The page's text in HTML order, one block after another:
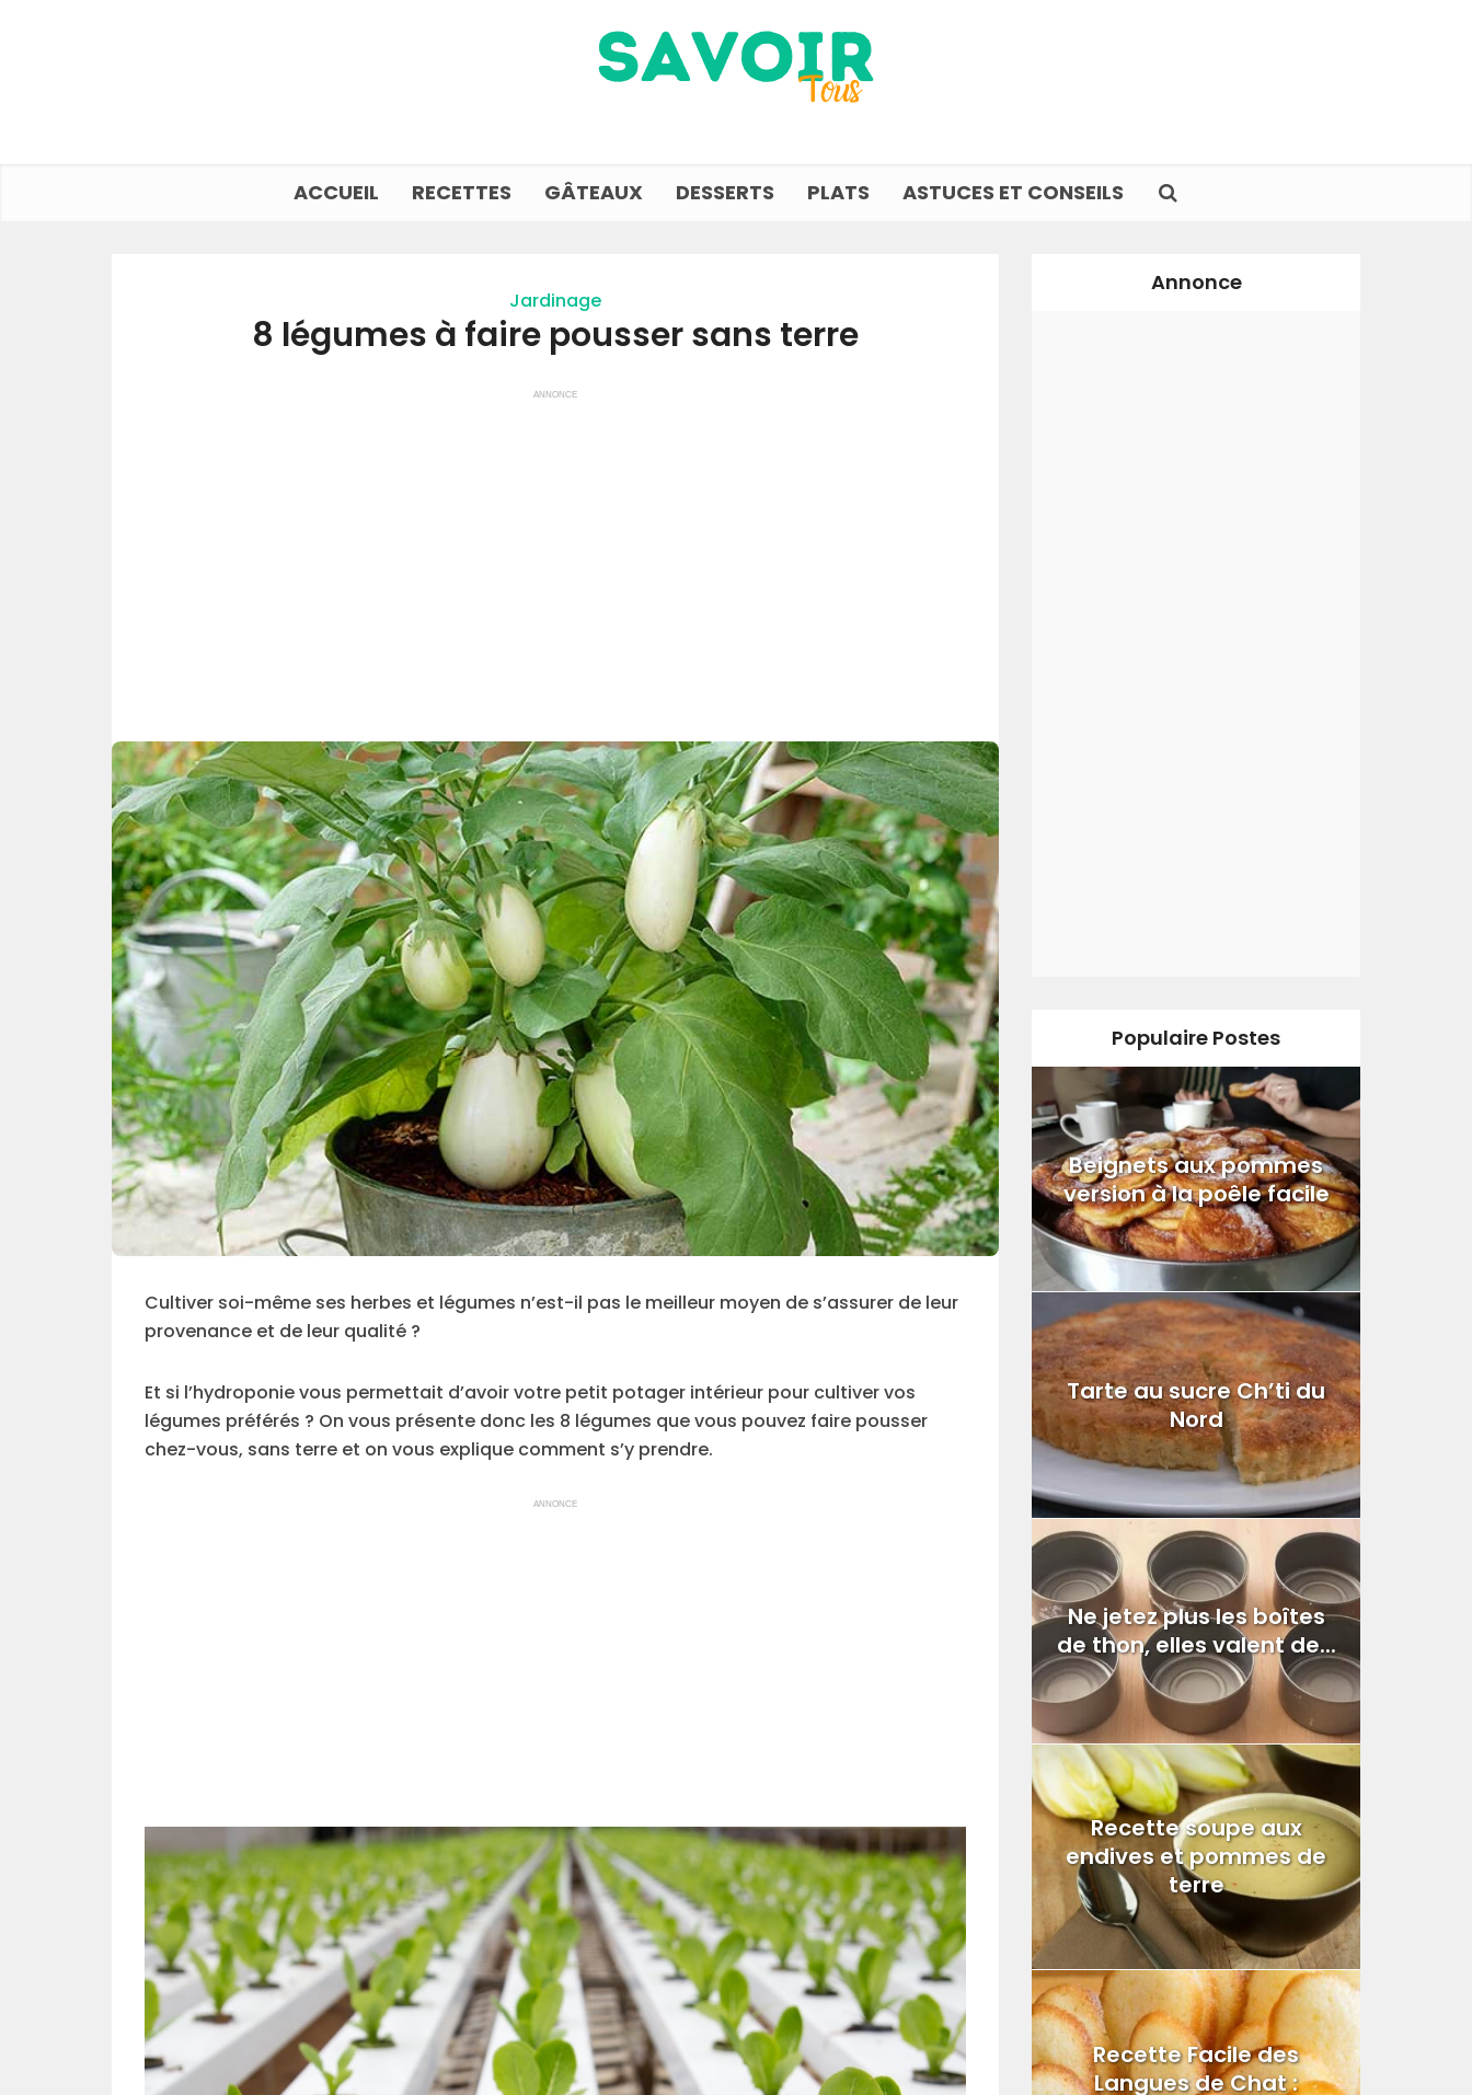
ACCUEIL RECETTES GÂTEAUX DESSERTS PLATS ASTUCES ET CONSEILS
Jardinage
8 légumes à faire pousser sans terre
ANNONCE
Cultiver soi-même ses herbes et légumes n’est-il pas le meilleur moyen de s’assurer de leur
provenance et de leur qualité ?
Et si l’hydroponie vous permettait d’avoir votre petit potager intérieur pour cultiver vos
légumes préférés ? On vous présente donc les 8 légumes que vous pouvez faire pousser
chez-vous, sans terre et on vous explique comment s’y prendre.
ANNONCE
Annonce
Populaire Postes
Beignets aux pommes
version à la poêle facile
Tarte au sucre Ch’ti du
Nord
Ne jetez plus les boîtes
de thon, elles valent de...
Recette soupe aux
endives et pommes de
terre
Recette Facile des
Langues de Chat :